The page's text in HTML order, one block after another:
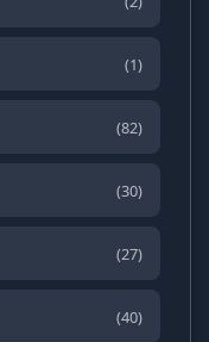
(1)
(82)
(30)
(27)
(40)